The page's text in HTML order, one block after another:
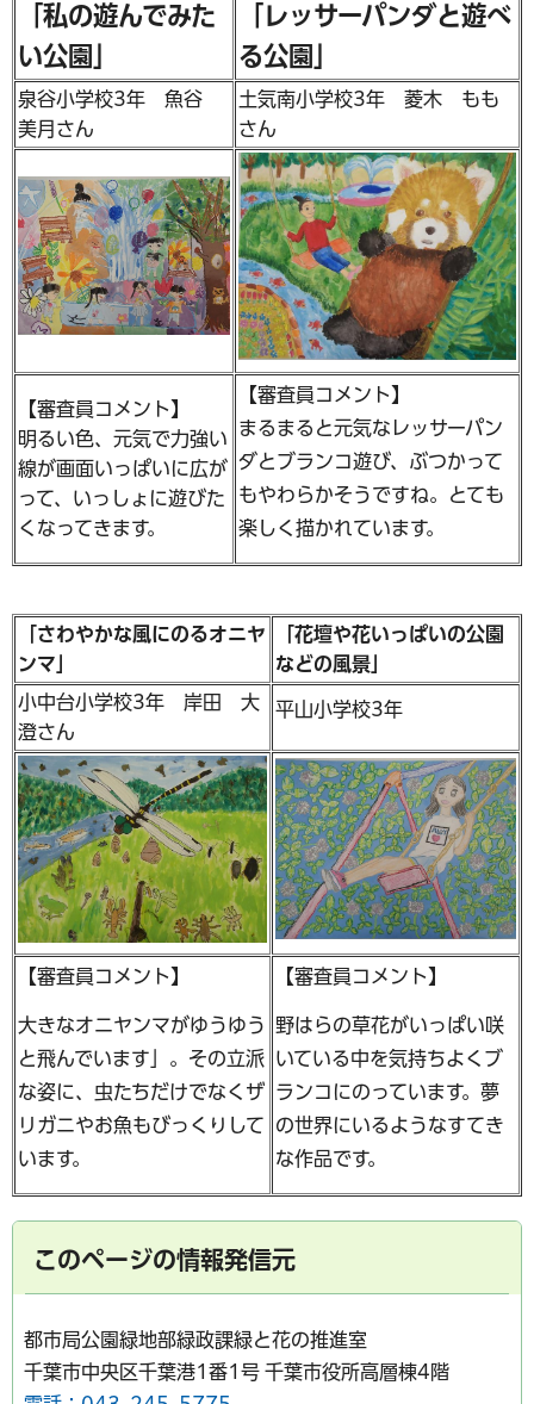
「私の遊んでみた
い公園」
「レッサーパンダと遊べ
る公園」
泉谷小学校3年 魚谷
美月さん
土気南小学校3年 菱木 もも
さん
【審査員コメント】
明るい色、元気で力強い
線が画面いっぱいに広が
って、いっしょに遊びた
くなってきます。
【審査員コメント】
まるまると元気なレッサーパン
ダとブランコ遊び、ぶつかって
もやわらかそうですね。とても
楽しく描かれています。
「さわやかな風にのるオニヤ
ンマ」
「花壇や花いっぱいの公園
などの風景」
小中台小学校3年 岸田 大
澄さん
平山小学校3年
【審査員コメント】
大きなオニヤンマがゆうゆう
と飛んでいます」。その立派
な姿に、虫たちだけでなくザ
リガニやお魚もびっくりして
います。
【審査員コメント】
野はらの草花がいっぱい咲
いている中を気持ちよくブ
ランコにのっています。夢
の世界にいるようなすてき
な作品です。
このページの情報発信元
都市局公園緑地部緑政課緑と花の推進室
千葉市中央区千葉港1番1号 千葉市役所高層棟4階